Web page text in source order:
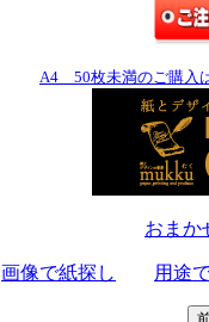
A4 50枚未満のご購入
おまか
画像で紙探し 用途